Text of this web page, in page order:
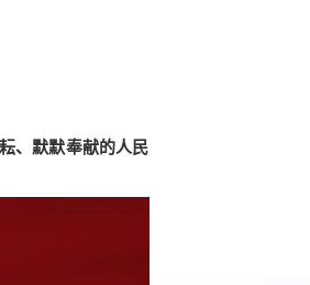
、默默奉献的人民